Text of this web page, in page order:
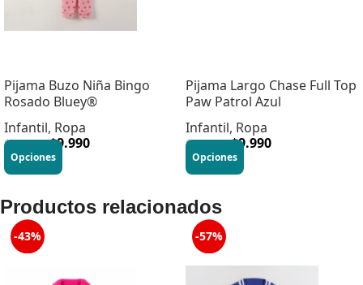
Pijama Buzo Niña Bingo
Rosado Bluey®
Infantil, Ropa
$16.990 $9.990
Opciones
Pijama Largo Chase Full Top
Paw Patrol Azul
Infantil, Ropa
$19.990 $9.990
Opciones
Productos relacionados
-43% -57%